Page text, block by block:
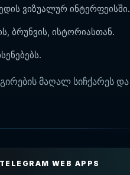
ვიზუალურ ინტერფეისში.
ბრუნვის, ისტორიასთან.
მაღალ სიჩქარეს და
TELEGRAM WEB APPS